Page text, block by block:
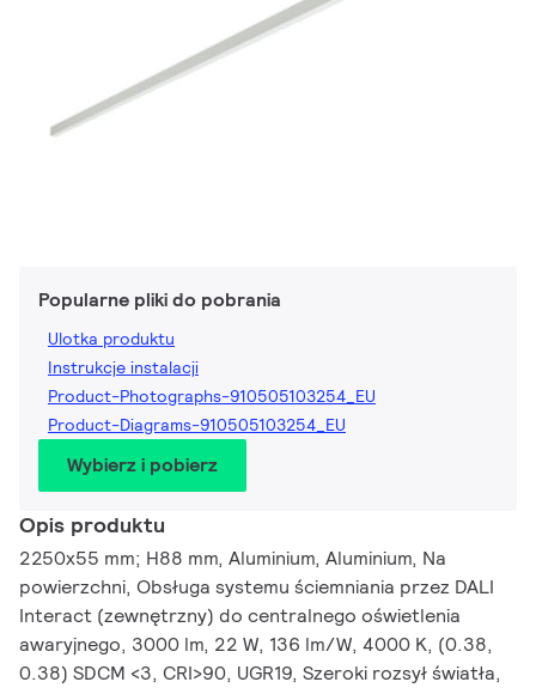
Popularne pliki do pobrania
Ulotka produktu
Instrukcje instalacji
Product-Photographs-910505103254_EU
Product-Diagrams-910505103254_EU
Wybierz i pobierz
Opis produktu
2250x55 mm; H88 mm, Aluminium, Aluminium, Na
powierzchni, Obsługa systemu ściemniania przez DALI
Interact (zewnętrzny) do centralnego oświetlenia
awaryjnego, 3000 lm, 22 W, 136 lm/W, 4000 K, (0.38,
0.38) SDCM <3, CRI>90, UGR19, Szeroki rozsył światła,